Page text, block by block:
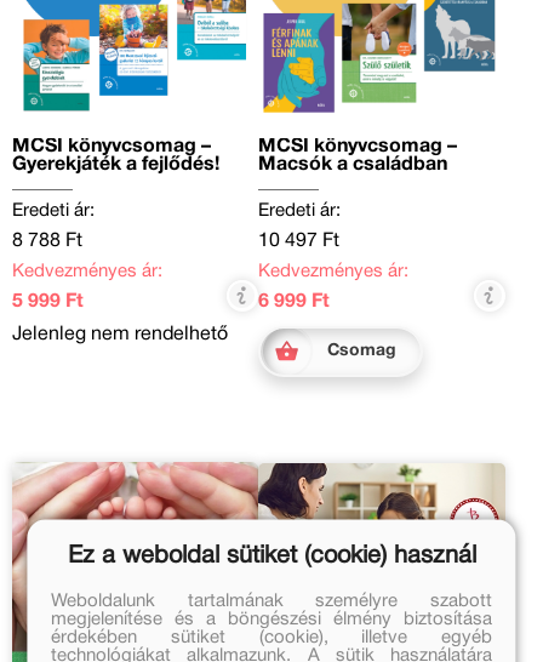
MCSI könyvcsomag –
Gyerekjáték a fejlődés!
Eredeti ár:
8 788 Ft
Kedvezményes ár:
5 999 Ft
Jelenleg nem rendelhető
MCSI könyvcsomag –
Macsók a családban
Eredeti ár:
10 497 Ft
Kedvezményes ár:
6 999 Ft
Csomag
Ez a weboldal sütiket (cookie) használ
Weboldalunk tartalmának személyre szabott
megjelenítése és a böngészési élmény biztosítása
érdekében sütiket (cookie), illetve egyéb
technológiákat alkalmazunk. A sütik használatára